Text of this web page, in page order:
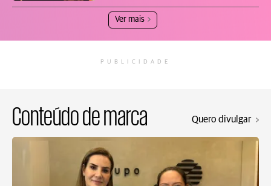
Ver mais
PUBLICIDADE
Conteúdo de marca Quero divulgar